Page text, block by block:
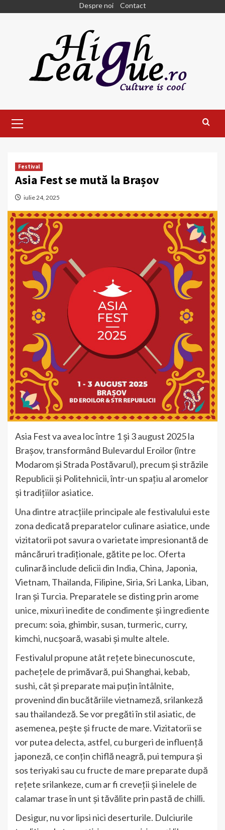
Despre noi Contact
Menu
Festival
Asia Fest se mută la Brașov
iulie 24, 2025
Asia Fest va avea loc între 1 și 3 august 2025 la
Brașov, transformând Bulevardul Eroilor (între
Modarom și Strada Postăvarul), precum și străzile
Republicii și Politehnicii, într-un spațiu al aromelor
și tradițiilor asiatice.
Una dintre atracțiile principale ale festivalului este
zona dedicată preparatelor culinare asiatice, unde
vizitatorii pot savura o varietate impresionantă de
mâncăruri tradiționale, gătite pe loc. Oferta
culinară include delicii din India, China, Japonia,
Vietnam, Thailanda, Filipine, Siria, Sri Lanka, Liban,
Iran și Turcia. Preparatele se disting prin arome
unice, mixuri inedite de condimente și ingrediente
precum: soia, ghimbir, susan, turmeric, curry,
kimchi, nucșoară, wasabi și multe altele.
Festivalul propune atât rețete binecunoscute,
pachețele de primăvară, pui Shanghai, kebab,
sushi, cât și preparate mai puțin întâlnite,
provenind din bucătăriile vietnameză, srilankeză
sau thailandeză. Se vor pregăti în stil asiatic, de
asemenea, pește și fructe de mare. Vizitatorii se
vor putea delecta, astfel, cu burgeri de influență
japoneză, ce conțin chiflă neagră, pui tempura și
sos teriyaki sau cu fructe de mare preparate după
rețete srilankeze, cum ar fi creveții și inelele de
calamar trase în unt și tăvălite prin pastă de chilli.
Desigur, nu vor lipsi nici deserturile. Dulciurile